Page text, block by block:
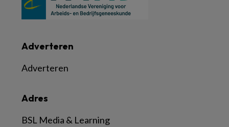
Adres
BSL Media & Learning
Adverteren
Adverteren